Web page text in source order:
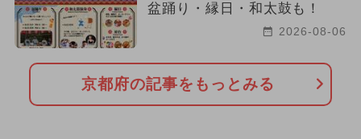
盆踊り・縁日・和太鼓も！
2026-08-06
京都府の記事をもっとみる